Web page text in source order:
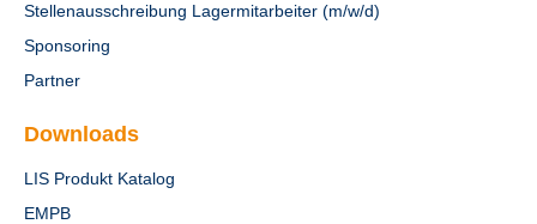
Stellenausschreibung Lagermitarbeiter (m/w/d)
Sponsoring
Partner
Downloads
LIS Produkt Katalog
EMPB